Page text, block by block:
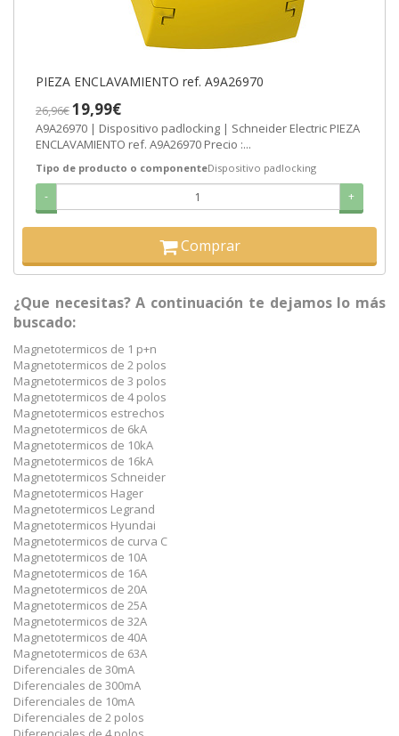
PIEZA ENCLAVAMIENTO ref. A9A26970
26,96€19,99€
A9A26970 | Dispositivo padlocking | Schneider Electric PIEZA
ENCLAVAMIENTO ref. A9A26970 Precio :...
Tipo de producto o componenteDispositivo padlocking
- +
Comprar
¿Que necesitas? A continuación te dejamos lo más
buscado:
Magnetotermicos de 1 p+n
Magnetotermicos de 2 polos
Magnetotermicos de 3 polos
Magnetotermicos de 4 polos
Magnetotermicos estrechos
Magnetotermicos de 6kA
Magnetotermicos de 10kA
Magnetotermicos de 16kA
Magnetotermicos Schneider
Magnetotermicos Hager
Magnetotermicos Legrand
Magnetotermicos Hyundai
Magnetotermicos de curva C
Magnetotermicos de 10A
Magnetotermicos de 16A
Magnetotermicos de 20A
Magnetotermicos de 25A
Magnetotermicos de 32A
Magnetotermicos de 40A
Magnetotermicos de 63A
Diferenciales de 30mA
Diferenciales de 300mA
Diferenciales de 10mA
Diferenciales de 2 polos